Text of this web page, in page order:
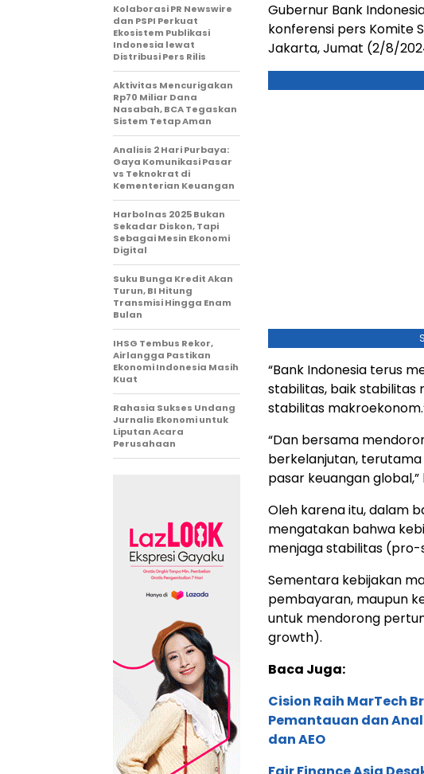
Gubernur Bank
konferensi pers Komite
Jakarta, Jumat (2/8/
“Bank Indonesia terus
stabilitas, baik stabilitas
stabilitas
“Dan bersama
berkelanjutan,
pasar keuangan
Oleh karena itu, dalam
mengatakan bahwa
menjaga stabilitas
Sementara kebijakan
pembayaran, maupun
untuk mendorong
growth).
Baca Juga:
Cision Raih MarTech
Pemantauan dan
dan AEO
Kolaborasi PR Newswire
dan PSPI Perkuat
Ekosistem Publikasi
Indonesia lewat
Distribusi Pers Rilis
Aktivitas Mencurigakan
Rp70 Miliar Dana
Nasabah, BCA Tegaskan
Sistem Tetap Aman
Analisis 2 Hari Purbaya:
Gaya Komunikasi Pasar
vs Teknokrat di
Kementerian Keuangan
Harbolnas 2025 Bukan
Sekadar Diskon, Tapi
Sebagai Mesin Ekonomi
Digital
Suku Bunga Kredit Akan
Turun, BI Hitung
Transmisi Hingga Enam
Bulan
IHSG Tembus Rekor,
Airlangga Pastikan
Ekonomi Indonesia Masih
Kuat
Rahasia Sukses Undang
Jurnalis Ekonomi untuk
Liputan Acara
Perusahaan